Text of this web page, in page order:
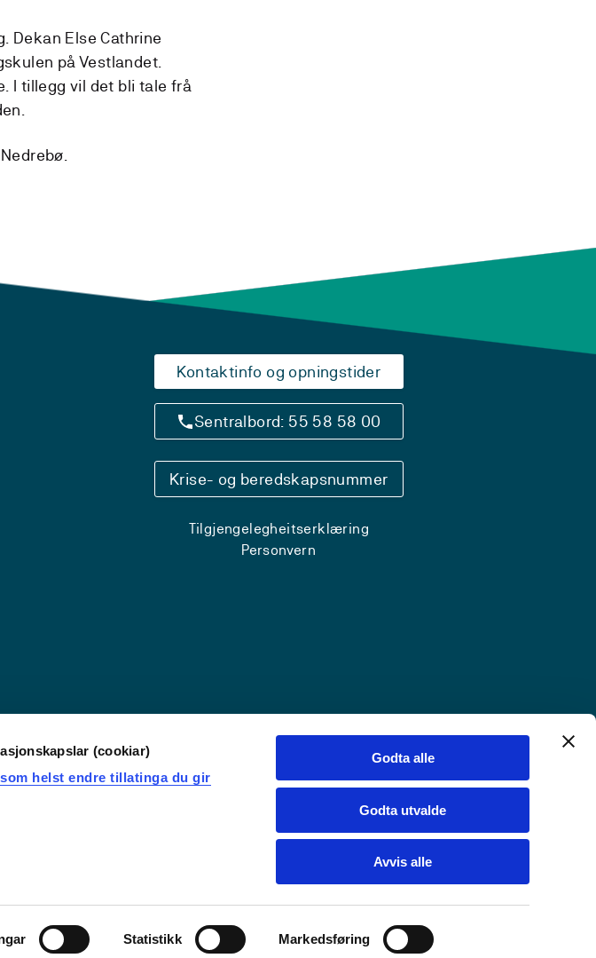
(cookiar)
helst endre tillatinga du gir
Statistikk Markedsføring
Godta alle
Godta utvalde
Avvis alle
Dekan Else Cathrine
på Vestlandet.
I tillegg vil det bli tale frå
Kontaktinfo og opningstider
Sentralbord: 55 58 58 00
Krise- og beredskapsnummer
Tilgjengelegheitserklæring
Personvern